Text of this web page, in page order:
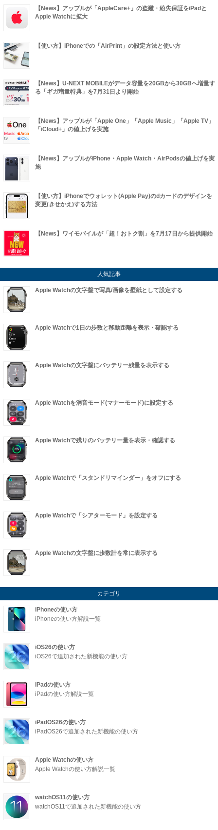
【News】アップルが「AppleCare+」の盗難・紛失保証をiPadと
Apple Watchに拡大
【使い方】iPhoneでの「AirPrint」の設定方法と使い方
【News】U-NEXT MOBILEがデータ容量を20GBから30GBへ増量す
る「ギガ増量特典」を7月31日より開始
【News】アップルが「Apple One」「Apple Music」「Apple TV」
「iCloud+」の値上げを実施
【News】アップルがiPhone・Apple Watch・AirPodsの値上げを実
施
【使い方】iPhoneでウォレット(Apple Pay)のdカードのデザインを
変更(きせかえ)する方法
【News】ワイモバイルが「超！おトク割」を7月17日から提供開始
人気記事
Apple Watchの文字盤で写真/画像を壁紙として設定する
Apple Watchで1日の歩数と移動距離を表示・確認する
Apple Watchの文字盤にバッテリー残量を表示する
Apple Watchを消音モード(マナーモード)に設定する
Apple Watchで残りのバッテリー量を表示・確認する
Apple Watchで「スタンドリマインダー」をオフにする
Apple Watchで「シアターモード」を設定する
Apple Watchの文字盤に歩数計を常に表示する
カテゴリ
iPhoneの使い方
iPhoneの使い方解説一覧
iOS26の使い方
iOS26で追加された新機能の使い方
iPadの使い方
iPadの使い方解説一覧
iPadOS26の使い方
iPadOS26で追加された新機能の使い方
Apple Watchの使い方
Apple Watchの使い方解説一覧
watchOS11の使い方
watchOS11で追加された新機能の使い方